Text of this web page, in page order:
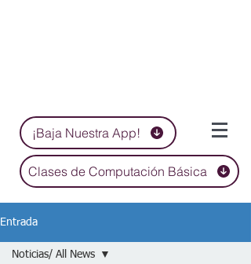
¡Baja Nuestra App!
Clases de Computación Básica
Entrada
Noticias/ All News